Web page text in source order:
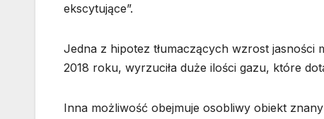
ekscytujące”.
Jedna z hipotez tłumaczących wzrost jasności
2018 roku, wyrzuciła duże ilości gazu, które
Inna możliwość obejmuje osobliwy obiekt